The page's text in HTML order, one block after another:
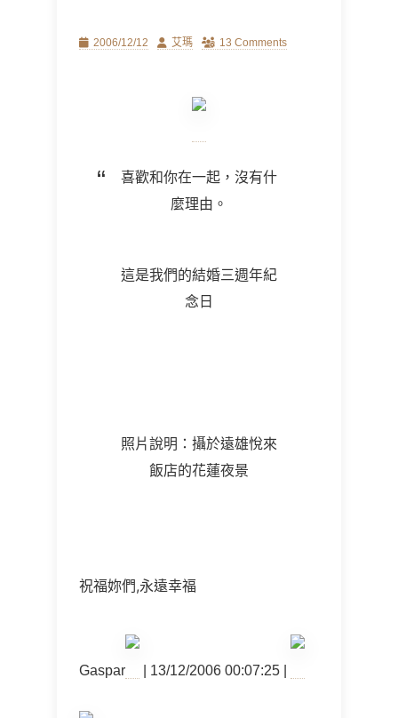
Posted
2006/12/12 Author
艾瑪 13 Comments
喜歡和你在一起，沒有什
麼理由。
這是我們的結婚三週年紀
念日
照片說明：攝於遠雄悅來
飯店的花蓮夜景
祝福妳們,永遠幸福
Gaspar | 13/12/2006 00:07:25 |